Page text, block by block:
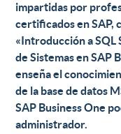
impartidas por
certificados en SAP,
«Introducción a
de Sistemas en SAP
enseña el
de la base de datos
SAP Business One
administrador.